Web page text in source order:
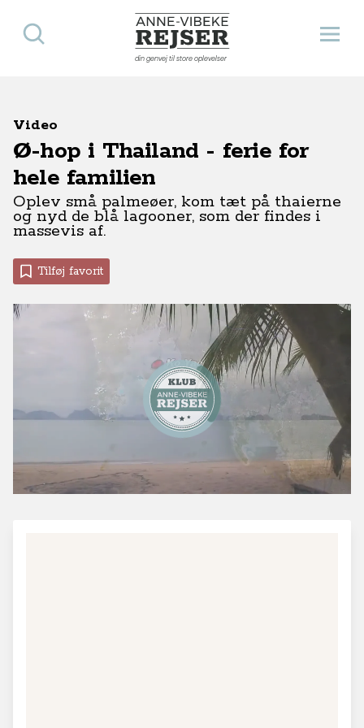
Anne-Vibeke Rejser
din genvej til store oplevelser
Åbn
Søg
Video
Ø-hop i Thailand - ferie for
hele familien
Oplev små palmeøer, kom tæt på thaierne
og nyd de blå lagooner, som der findes i
massevis af.
Tilføj favorit